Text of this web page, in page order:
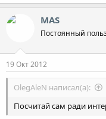
MAS
Постоянный
19 Окт 2012
OlegAleN написал(а):
Посчитай сам ради